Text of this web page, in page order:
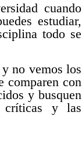
cuando
estudiar,
todo se
no vemos los
comparen con
y busquen
críticas y las